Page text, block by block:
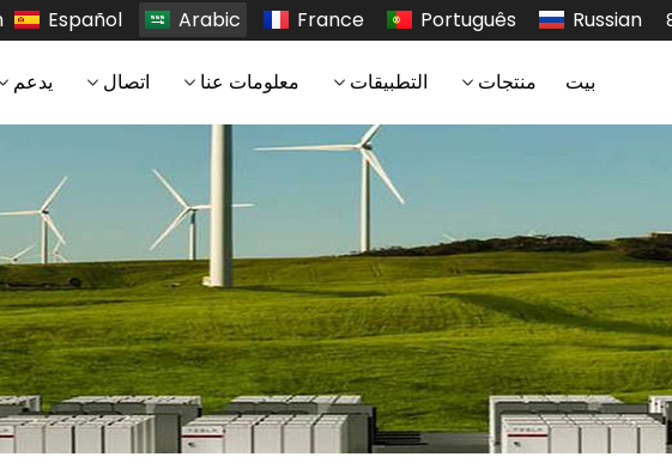
Español Arabic France Português Russian
بيت منتجات التطبيقات معلومات عنا اتصال يدعم